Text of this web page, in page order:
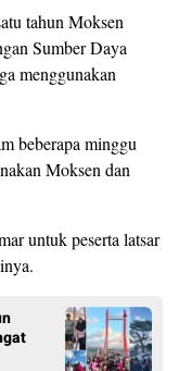
tahun Moksen
Sumber Daya
menggunakan
beberapa minggu
Moksen dan
untuk peserta latsar